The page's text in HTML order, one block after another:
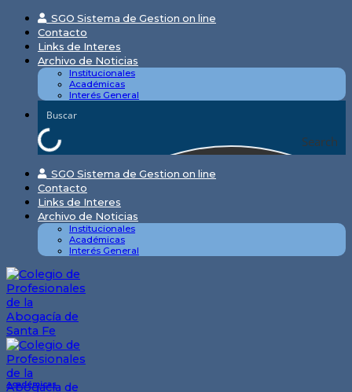
Skip
content
SGO Sistema de Gestion on line
Contacto
Links de Interes
Archivo de Noticias
Institucionales
Académicas
Interés General
Search
SGO Sistema de Gestion on line
Contacto
Links de Interes
Archivo de Noticias
Institucionales
Académicas
Interés General
Académicas